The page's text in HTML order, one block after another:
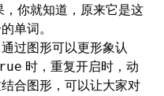
，你就知道，原来它是这
单词。
过图形可以更形象认
时，重复开启时，动
合图形，可以让大家对